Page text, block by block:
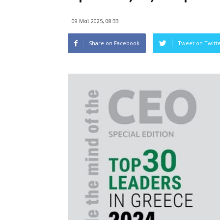
09 Μαϊ 2025, 08:33
Share on Facebook Tweet on